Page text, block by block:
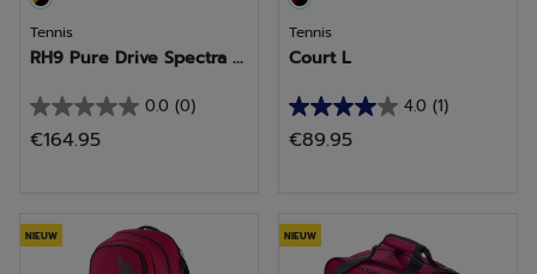
Tennis
RH9 Pure Drive Spectra ...
0.0 (0)
0.0
van
sterren.
€164.95
Tennis
Court L
4.0 (1)
4.0
van
sterren.
€89.95
NIEUW NIEUW